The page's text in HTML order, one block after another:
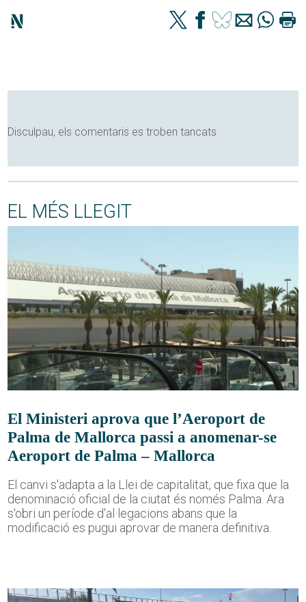
Disculpau, els comentaris es troben tancats
EL MÉS LLEGIT
El Ministeri aprova que l’Aeroport de
Palma de Mallorca passi a anomenar-se
Aeroport de Palma – Mallorca
El canvi s'adapta a la Llei de capitalitat, que fixa que la
denominació oficial de la ciutat és només Palma. Ara
s'obri un període d'al·legacions abans que la
modificació es pugui aprovar de manera definitiva.